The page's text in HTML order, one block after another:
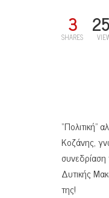
3
SHARES
Κοζάνης,
Δυτικής
της!